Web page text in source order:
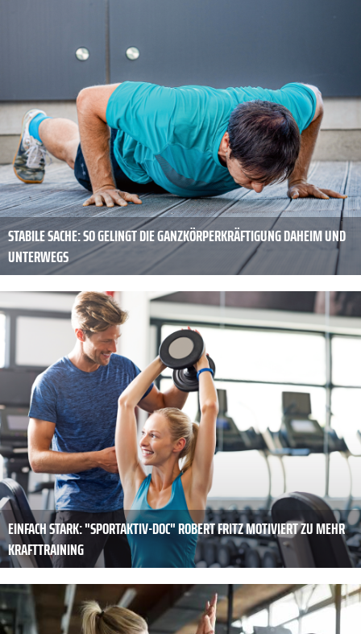
STABILE SACHE: SO GELINGT DIE GANZKÖRPERKRÄFTIGUNG DAHEIM UND
UNTERWEGS
EINFACH STARK: "SPORTAKTIV-DOC" ROBERT FRITZ MOTIVIERT ZU MEHR
KRAFTTRAINING